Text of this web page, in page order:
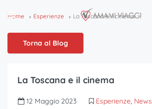
Home Esperienze La Toscana e il cinema
Torna al Blog
La Toscana e il cinema
12 Maggio 2023 Esperienze, News